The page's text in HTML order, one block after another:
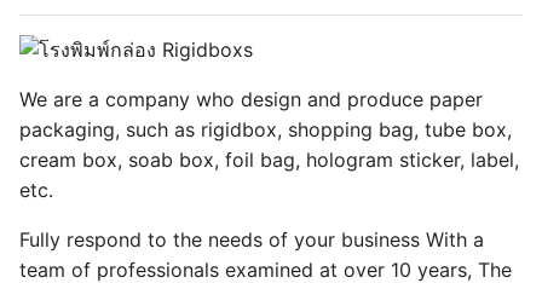
We are a company who design and produce paper
packaging, such as rigidbox, shopping bag, tube box,
cream box, soab box, foil bag, hologram sticker, label,
etc.
Fully respond to the needs of your business With a
team of professionals examined at over 10 years, The